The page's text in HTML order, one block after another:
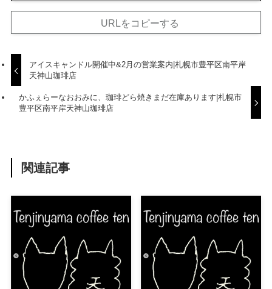
URLをコピーする
アイスキャンドル開催中&2月の営業案内|札幌市豊平区南平岸
天神山珈琲店
かふぇらーなおおみに、珈琲どら焼きまだ在庫あります|札幌市
豊平区南平岸天神山珈琲店
関連記事